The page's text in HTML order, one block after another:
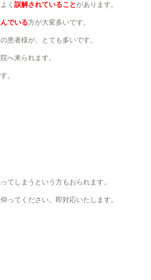
く 誤解されていることがあります。
でいる方が大変多いです。
患者様が、とても多いです。
へ来られます。
。
てしまうという方もおられます。
ってください。即対応いたします。